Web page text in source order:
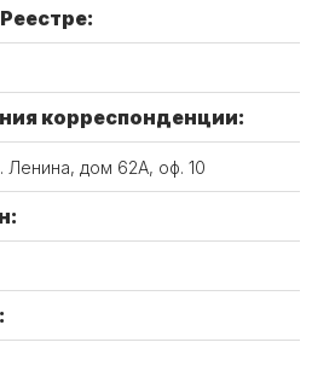
корреспонденции:
Ленина, дом 62А, оф. 10